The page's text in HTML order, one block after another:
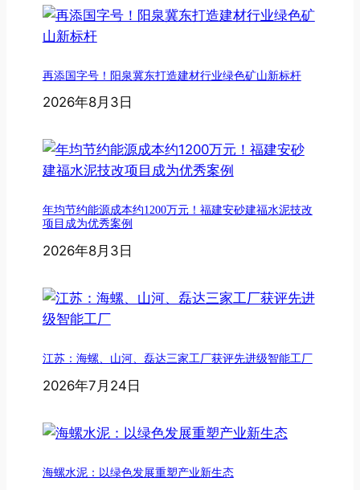
再添国字号！阳泉冀东打造建材行业绿色矿山新标杆
2026年8月3日
年均节约能源成本约1200万元！福建安砂建福水泥技改
项目成为优秀案例
2026年8月3日
江苏：海螺、山河、磊达三家工厂获评先进级智能工厂
2026年7月24日
海螺水泥：以绿色发展重塑产业新生态